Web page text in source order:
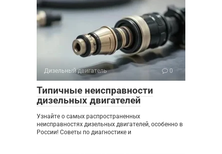
Дизельный двигатель 0
Типичные неисправности
дизельных двигателей
Узнайте о самых распространенных
неисправностях дизельных двигателей, особенно в
России! Советы по диагностике и